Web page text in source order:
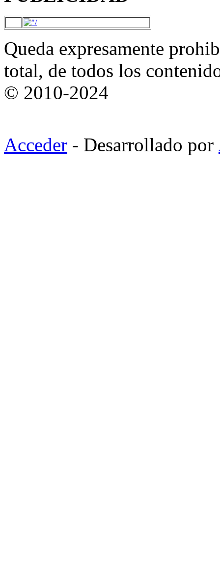
Queda expresamente
total, de todos los
© 2010-2024
Acceder - Desarrollado por